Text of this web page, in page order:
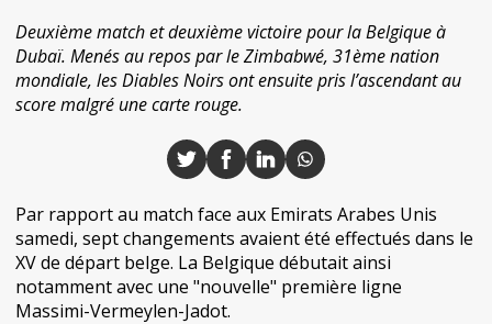
Deuxième match et deuxième victoire pour la Belgique à
Dubaï. Menés au repos par le Zimbabwé, 31ème nation
mondiale, les Diables Noirs ont ensuite pris l’ascendant au
score malgré une carte rouge.
Par rapport au match face aux Emirats Arabes Unis
samedi, sept changements avaient été effectués dans le
XV de départ belge. La Belgique débutait ainsi
notamment avec une "nouvelle" première ligne
Massimi-Vermeylen-Jadot.